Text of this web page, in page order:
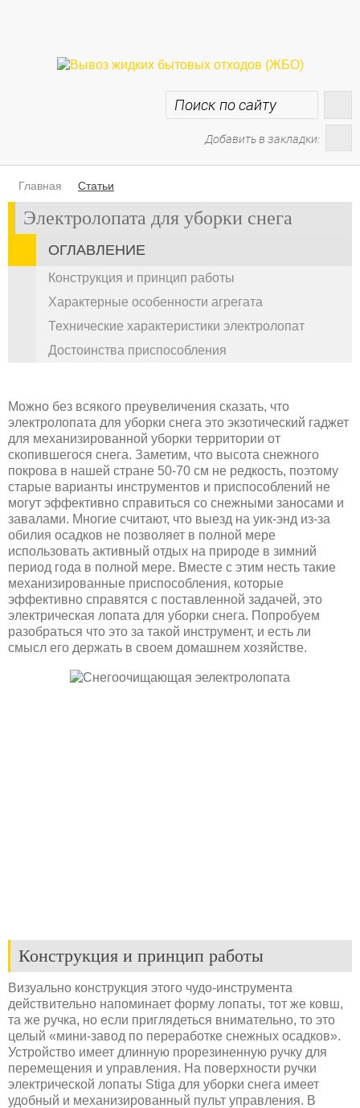
Добавить в закладки:
Главная Статьи
Электролопата для уборки снега
ОГЛАВЛЕНИЕ
Конструкция и принцип работы
Характерные особенности агрегата
Технические характеристики электролопат
Достоинства приспособления
Можно без всякого преувеличения сказать, что
электролопата для уборки снега это экзотический гаджет
для механизированной уборки территории от
скопившегося снега. Заметим, что высота снежного
покрова в нашей стране 50-70 см не редкость, поэтому
старые варианты инструментов и приспособлений не
могут эффективно справиться со снежными заносами и
завалами. Многие считают, что выезд на уик-энд из-за
обилия осадков не позволяет в полной мере
использовать активный отдых на природе в зимний
период года в полной мере. Вместе с этим несть такие
механизированные приспособления, которые
эффективно справятся с поставленной задачей, это
электрическая лопата для уборки снега. Попробуем
разобраться что это за такой инструмент, и есть ли
смысл его держать в своем домашнем хозяйстве.
Конструкция и принцип работы
Визуально конструкция этого чудо-инструмента
действительно напоминает форму лопаты, тот же ковш,
та же ручка, но если приглядеться внимательно, то это
целый «мини-завод по переработке снежных осадков».
Устройство имеет длинную прорезиненную ручку для
перемещения и управления. На поверхности ручки
электрической лопаты Stiga для уборки снега имеет
удобный и механизированный пульт управления. В